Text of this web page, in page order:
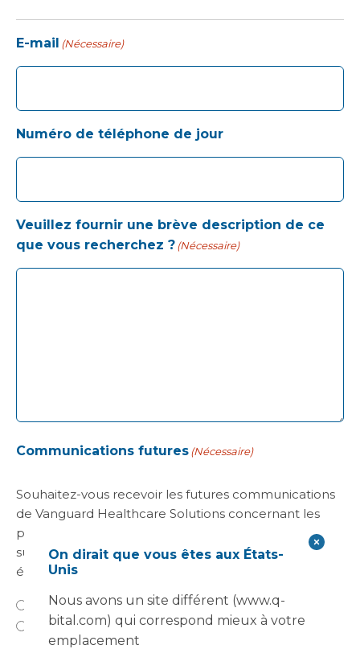
E-mail (Nécessaire)
Numéro de téléphone de jour
Veuillez fournir une brève description de ce
que vous recherchez ?(Nécessaire)
Communications futures(Nécessaire)
Souhaitez-vous recevoir les futures communications
de Vanguard Healthcare Solutions concernant les
produits et services, les newsletters, les mises à jour
sur les développements, les séminaires et les
événements ?
Oui
Non
On dirait que vous êtes aux États-
Unis
Nous avons un site différent (www.q-
bital.com) qui correspond mieux à votre
emplacement